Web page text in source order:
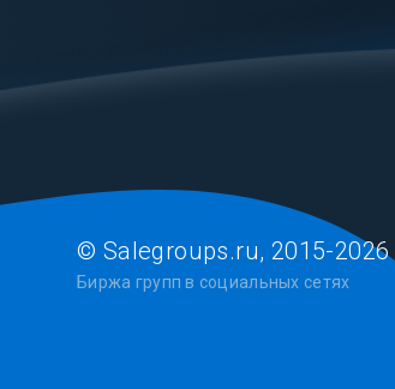
© Salegroups.ru, 2015-2026
Биржа групп в социальных сетях